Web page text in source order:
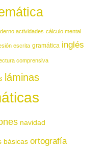
actividades cálculo mental
escrita gramática inglés
comprensiva
láminas
navidad
básicas ortografía